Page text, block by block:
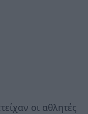
οι αθλητές